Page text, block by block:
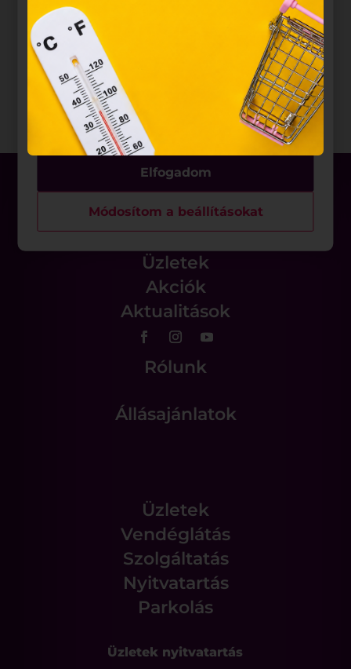
Üzletek
Akciók
Aktualitások
Rólunk
Állásajánlatok
Üzletek
Vendéglátás
Szolgáltatás
Nyitvatartás
Parkolás
Üzletek nyitvatartás
összefüggő szolgáltatások egyes kérdéseiről szóló
2001. évi CVIII. törvény, valamint az Európai Unió
előírásainak megfelelően használjuk. Azon
weblapoknak, melyek az Európai Unió országain
belül működnek, a „sütik" használatához, és
ezeknek a felhasználó számítógépén vagy egyéb
eszközén történő tárolásához a felhasználók
hozzájárulását kell kérniük.
Elfogadom
Módosítom a beállításokat